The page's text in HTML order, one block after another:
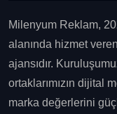
Milenyum Reklam,
alanında hizmet
ajansıdır.
ortaklarımızın dijital
marka değerlerini